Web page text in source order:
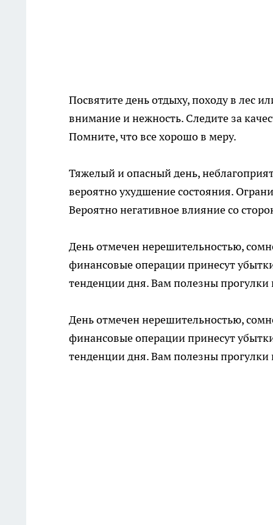
Посвятите день отдыху, походу в лес
внимание и нежность. Следите за
Помните, что все хорошо в меру.
Тяжелый и опасный день,
вероятно ухудшение состояния.
Вероятно негативное влияние со
День отмечен нерешительностью,
финансовые операции принесут
тенденции дня. Вам полезны прогулки
День отмечен нерешительностью,
финансовые операции принесут
тенденции дня. Вам полезны прогулки